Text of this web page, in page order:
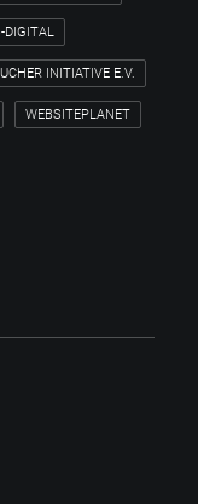
DIGITAL
INITIATIVE E.V.
WEBSITEPLANET